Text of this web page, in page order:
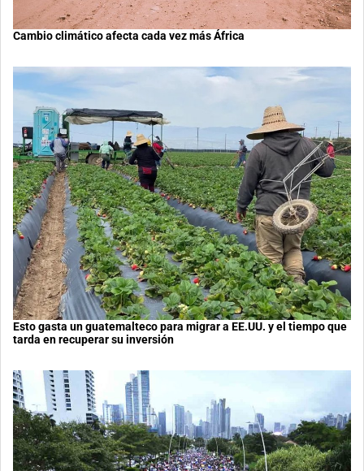
Cambio climático afecta cada vez más África
Esto gasta un guatemalteco para migrar a EE.UU. y el tiempo que
tarda en recuperar su inversión